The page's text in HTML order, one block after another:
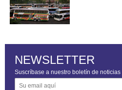
NEWSLETTER
Suscríbase a nuestro boletín de noticias